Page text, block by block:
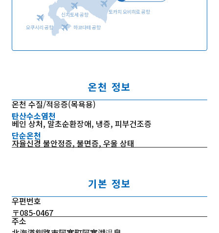
신치토세 공항
하코다테 공항
오쿠시리 공항
토카치 오비히로 공항
온천 정보
온천 수질/적응증(목욕용)
탄산수소염천
베인 상처, 말초순환장애, 냉증, 피부건조증
단순온천
자율신경 불안정증, 불면증, 우울 상태
기본 정보
우편번호
〒085-0467
주소